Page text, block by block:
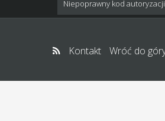
Niepoprawny kod
Kontakt Wróć do